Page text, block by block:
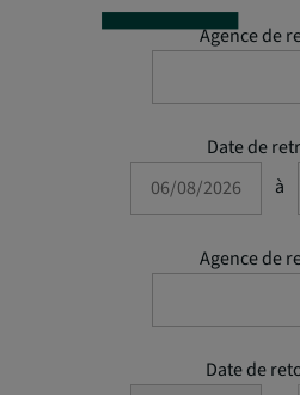
Agence de
Date de
à
Agence de
Date de